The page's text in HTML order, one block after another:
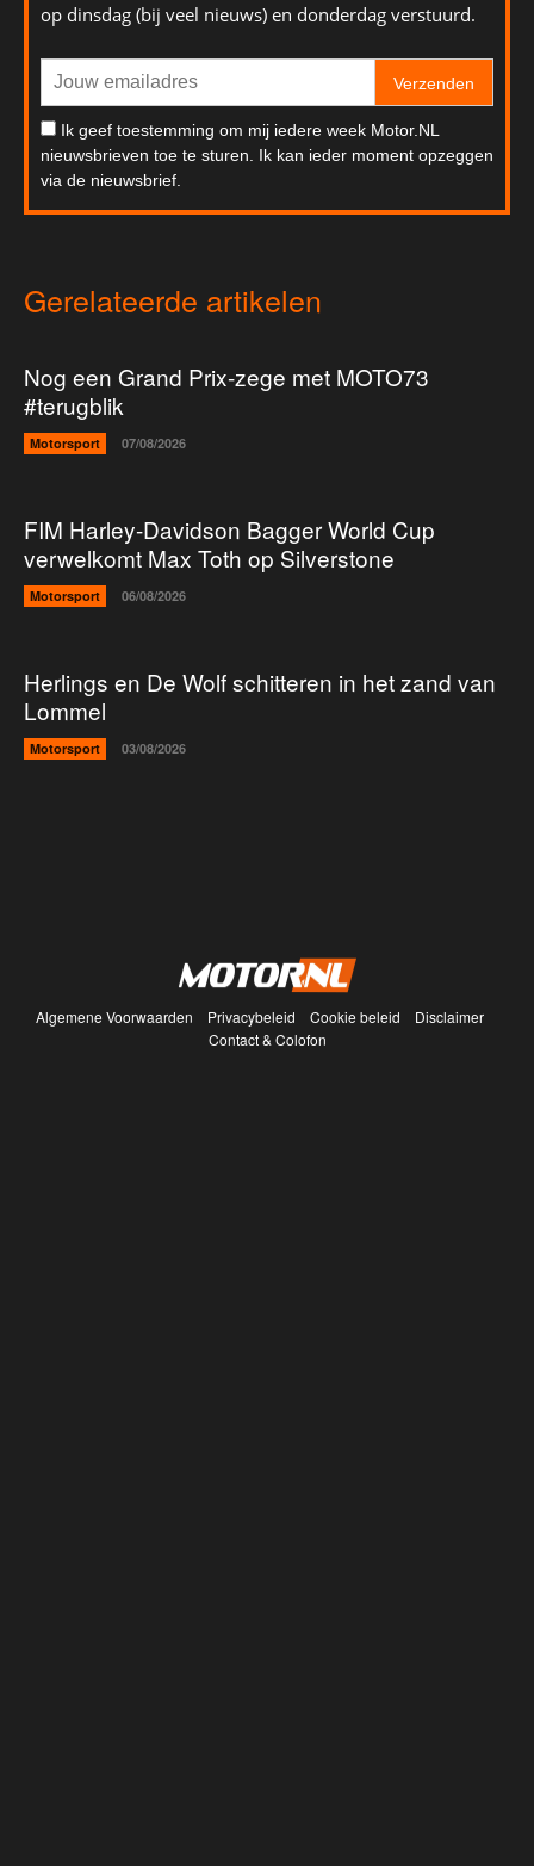
op dinsdag (bij veel nieuws) en donderdag verstuurd.
Verzenden
Ik geef toestemming om mij iedere week Motor.NL
nieuwsbrieven toe te sturen. Ik kan ieder moment opzeggen
via de nieuwsbrief.
Gerelateerde artikelen
Nog een Grand Prix-zege met MOTO73
#terugblik
Motorsport 07/08/2026
FIM Harley-Davidson Bagger World Cup
verwelkomt Max Toth op Silverstone
Motorsport 06/08/2026
Herlings en De Wolf schitteren in het zand van
Lommel
Motorsport 03/08/2026
Algemene Voorwaarden Privacybeleid Cookie beleid
Disclaimer
Contact & Colofon